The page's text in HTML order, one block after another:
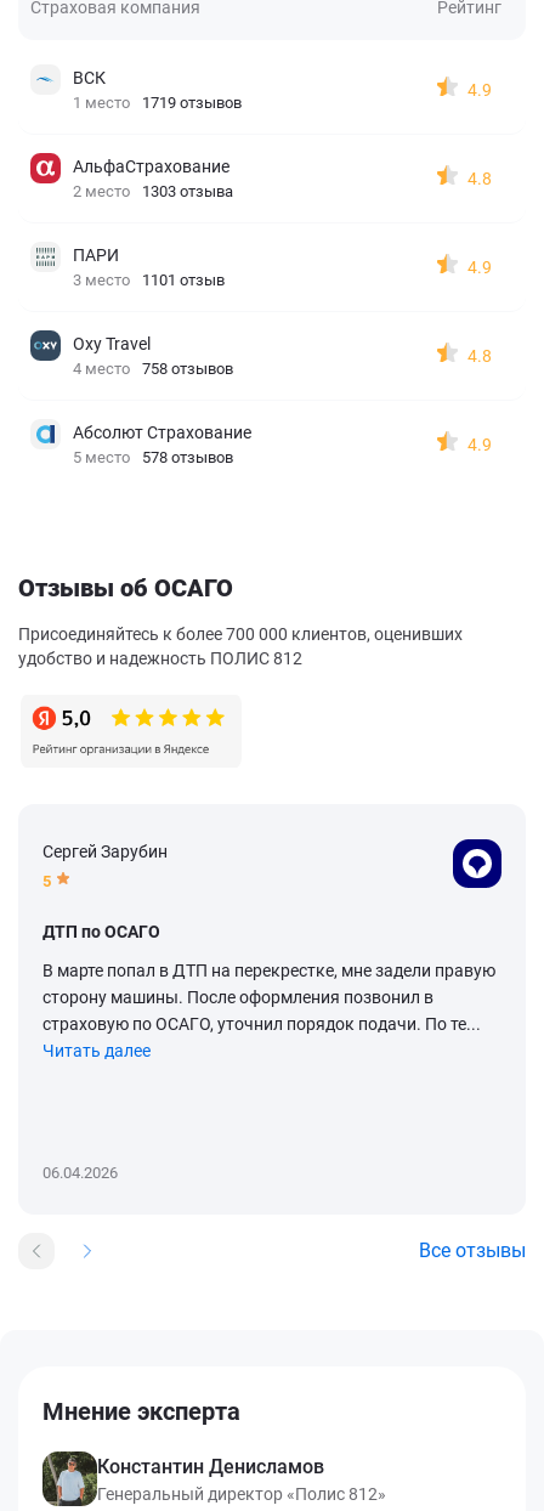
Страховая компания Рейтинг
ВСК
1 место 1719 отзывов
4.9
АльфаСтрахование
2 место 1303 отзыва
4.8
ПАРИ
3 место 1101 отзыв
4.9
Oxy Travel
4 место 758 отзывов
4.8
Абсолют Страхование
5 место 578 отзывов
4.9
Отзывы об ОСАГО
Присоединяйтесь к более 700 000 клиентов, оценивших
удобство и надежность ПОЛИС 812
Сергей Зарубин
5
ДТП по ОСАГО
В марте попал в ДТП на перекрестке, мне задели правую
сторону машины. После оформления позвонил в
страховую по ОСАГО, уточнил порядок подачи. По те...
Читать далее
06.04.2026
Все отзывы
Мнение эксперта
Константин Денисламов
Генеральный директор «Полис 812»